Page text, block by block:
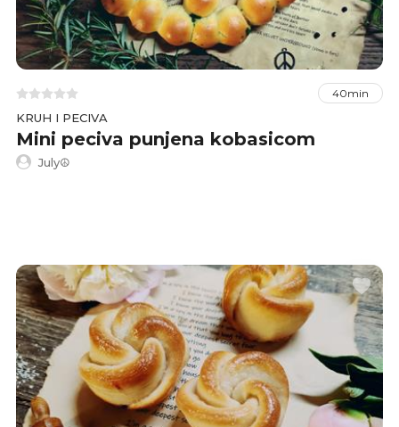
40min
KRUH I PECIVA
Mini peciva punjena kobasicom
July☮